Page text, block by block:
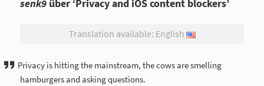
senk9 über ‘Privacy and iOS content blockers’
Translation available: English
Privacy is hitting the mainstream, the cows are smelling
hamburgers and asking questions.